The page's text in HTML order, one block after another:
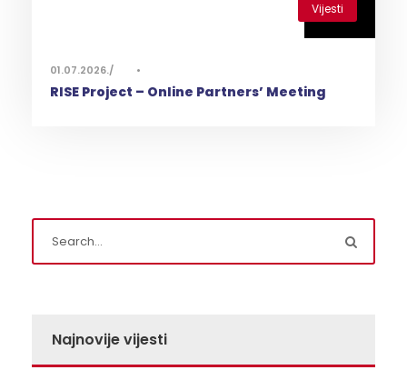
Vijesti
01.07.2026. •
RISE Project – Online Partners’ Meeting
Najnovije vijesti